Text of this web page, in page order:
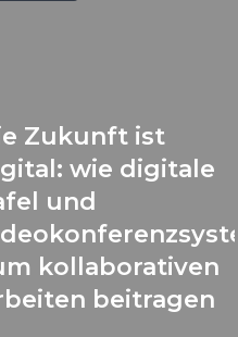
Zukunft ist
wie digitale
und
kollaborativen
beitragen